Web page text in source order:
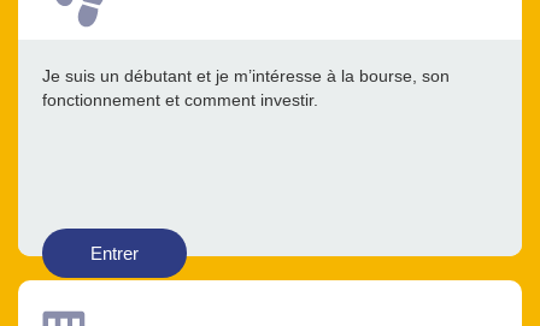
Je suis un débutant et je m’intéresse à la bourse, son
fonctionnement et comment investir.
Entrer